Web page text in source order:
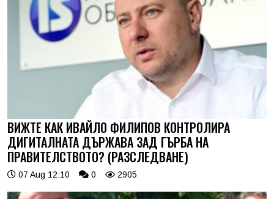
ВИЖТЕ КАК ИВАЙЛО ФИЛИПОВ КОНТРОЛИРА
ДИГИТАЛНАТА ДЪРЖАВА ЗАД ГЪРБА НА
ПРАВИТЕЛСТВОТО? (РАЗСЛЕДВАНЕ)
07 Aug 12:10 0 2905